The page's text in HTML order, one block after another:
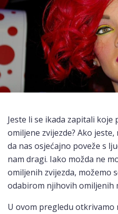
Jeste li se ikada zapitali koje
omiljene zvijezde? Ako
da nas osjećajno poveže s
nam dragi. Iako možda ne
omiljenih zvijezda, možemo
odabirom njihovih omiljenih
U ovom pregledu otkrivamo